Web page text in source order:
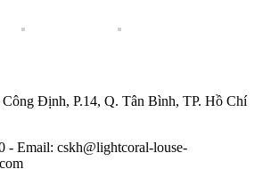
Định, P.14, Q. Tân Bình, TP. Hồ Chí
- Email: cskh@lightcoral-louse-